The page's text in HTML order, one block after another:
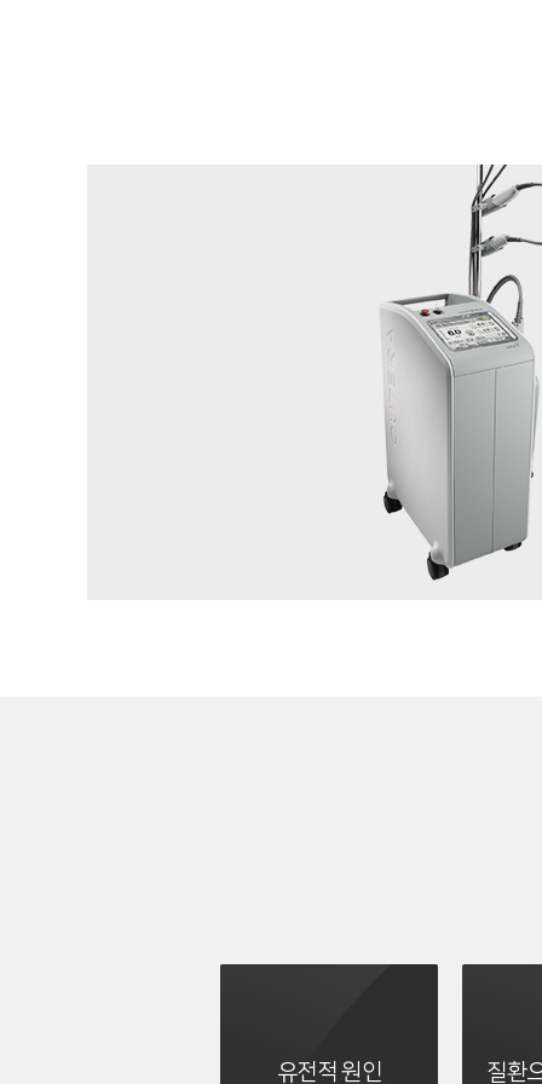
유전적 원인 질환